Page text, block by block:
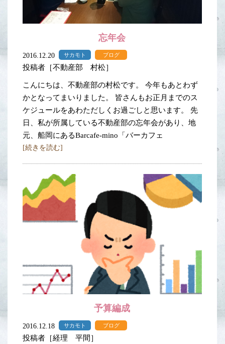
忘年会
2016.12.20 サカモト ブログ
投稿者［不動産部 村松］
こんにちは、不動産部の村松です。 今年もあとわず
かとなってまいりました。 皆さんもお正月までのス
ケジュールをあわただしくお過ごしと思います。 先
日、私が所属している不動産部の忘年会があり、地
元、船岡にあるBarcafe-mino「バーカフェ
[続きを読む]
予算編成
2016.12.18 サカモト ブログ
投稿者［経理 平間］